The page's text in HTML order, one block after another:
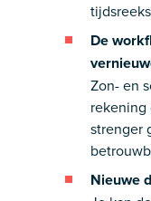
De
Zon- en
rekening
strenger
Nieuwe